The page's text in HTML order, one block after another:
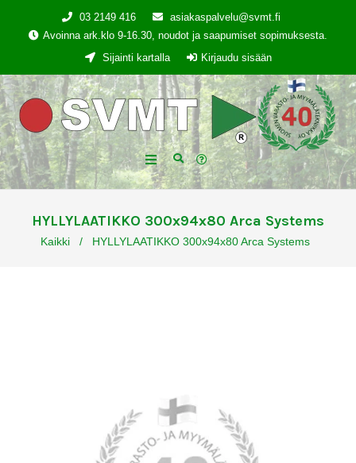
03 2149 416
asiakaspalvelu@svmt.fi
Avoinna ark.klo 9-16.30, noudot ja saapumiset sopimuksesta.
Sijainti kartalla
Kirjaudu sisään
HYLLYLAATIKKO 300x94x80 Arca Systems
Kaikki / HYLLYLAATIKKO 300x94x80 Arca Systems